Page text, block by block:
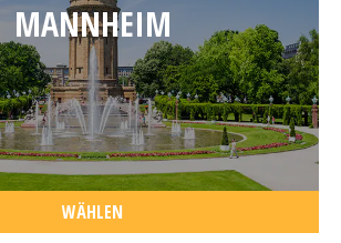
MANNHEIM
WÄHLEN